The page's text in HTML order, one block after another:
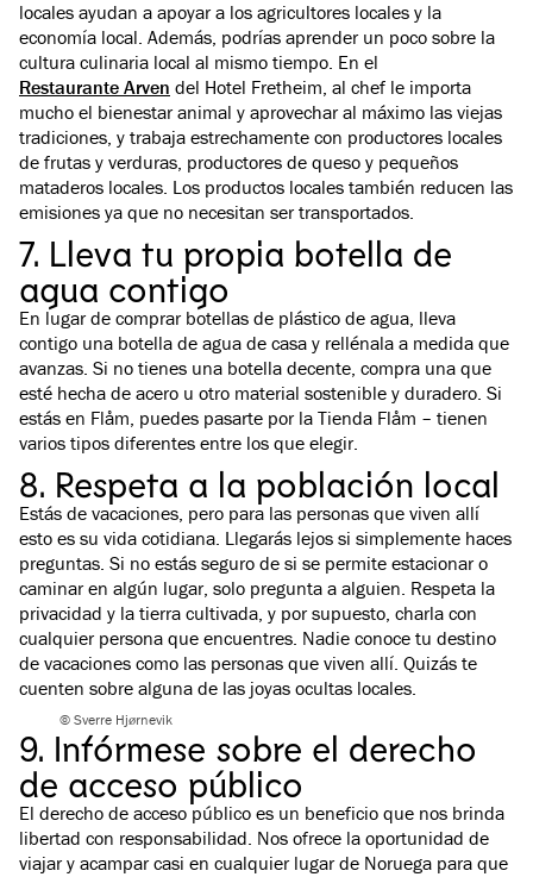
locales ayudan a apoyar a los agricultores locales y la
economía local. Además, podrías aprender un poco sobre la
cultura culinaria local al mismo tiempo. En el
Restaurante Arven del Hotel Fretheim, al chef le importa
mucho el bienestar animal y aprovechar al máximo las viejas
tradiciones, y trabaja estrechamente con productores locales
de frutas y verduras, productores de queso y pequeños
mataderos locales. Los productos locales también reducen las
emisiones ya que no necesitan ser transportados.
7. Lleva tu propia botella de
agua contigo
En lugar de comprar botellas de plástico de agua, lleva
contigo una botella de agua de casa y rellénala a medida que
avanzas. Si no tienes una botella decente, compra una que
esté hecha de acero u otro material sostenible y duradero. Si
estás en Flåm, puedes pasarte por la Tienda Flåm – tienen
varios tipos diferentes entre los que elegir.
8. Respeta a la población local
Estás de vacaciones, pero para las personas que viven allí
esto es su vida cotidiana. Llegarás lejos si simplemente haces
preguntas. Si no estás seguro de si se permite estacionar o
caminar en algún lugar, solo pregunta a alguien. Respeta la
privacidad y la tierra cultivada, y por supuesto, charla con
cualquier persona que encuentres. Nadie conoce tu destino
de vacaciones como las personas que viven allí. Quizás te
cuenten sobre alguna de las joyas ocultas locales.
© Sverre Hjørnevik
9. Infórmese sobre el derecho
de acceso público
El derecho de acceso público es un beneficio que nos brinda
libertad con responsabilidad. Nos ofrece la oportunidad de
viajar y acampar casi en cualquier lugar de Noruega para que